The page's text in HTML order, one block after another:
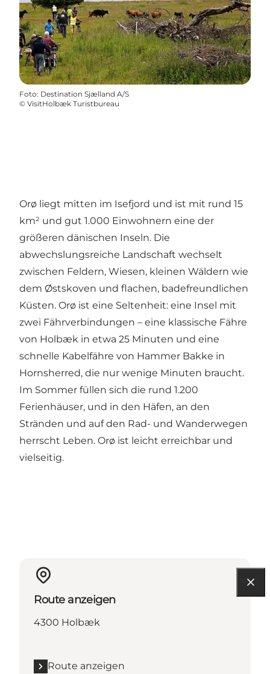
Foto: Destination Sjælland A/S
© VisitHolbæk Turistbureau
Orø liegt mitten im Isefjord und ist mit rund 15
km² und gut 1.000 Einwohnern eine der
größeren dänischen Inseln. Die
abwechslungsreiche Landschaft wechselt
zwischen Feldern, Wiesen, kleinen Wäldern wie
dem Østskoven und flachen, badefreundlichen
Küsten. Orø ist eine Seltenheit: eine Insel mit
zwei Fährverbindungen – eine klassische Fähre
von Holbæk in etwa 25 Minuten und eine
schnelle Kabelfähre von Hammer Bakke in
Hornsherred, die nur wenige Minuten braucht.
Im Sommer füllen sich die rund 1.200
Ferienhäuser, und in den Häfen, an den
Stränden und auf den Rad- und Wanderwegen
herrscht Leben. Orø ist leicht erreichbar und
vielseitig.
Route anzeigen
4300 Holbæk
Route anzeigen